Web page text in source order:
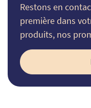
Restons en
première dans
produits, nos